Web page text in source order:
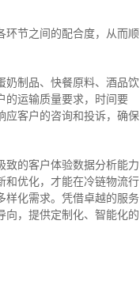
环节之间的配合度，从而顺
奶制品、快餐原料、酒品饮
的运输质量要求，时间要
应客户的咨询和投诉，确保
致的客户体验数据分析能力
和优化，才能在冷链物流行
化需求。 凭借卓越的服务
向，提供定制化、智能化的